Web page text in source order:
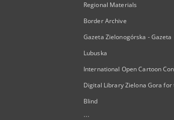
Regional Materials
Border Archive
Gazeta Zielonogórska - Gazeta
Lubuska
International Open Cartoon
Digital Library Zielona Gora for
Blind
...